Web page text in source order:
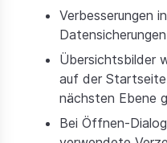
Verbesserungen
Übersichtsbilder
auf der
nächsten Ebene
Bei Öffnen-